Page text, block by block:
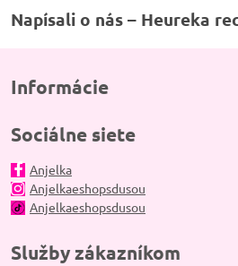
Napísali o nás – Heureka
Informácie
Sociálne siete
Anjelka
Anjelkaeshopsdusou
Anjelkaeshopsdusou
Služby zákazníkom